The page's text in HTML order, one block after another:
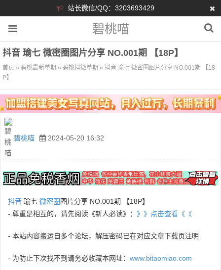
站长微信/QQ：3203693429
碧桃喵
抖音 瑜七 微密圈图片分享 NO.001期 【18P】
首页 » 碧桃最新单期 » 碧桃抖微单期 » 抖音 瑜七 微密圈图片分享 NO.001期 【18
P】
碧桃喵 2024-05-20 16:32
抖音 瑜七 微密圈 图片分享 NO.001期 【18P】
- 尊重是相互的，请先阅读《新人必读》： 》》点击查看《《
- 本站内容搬运自多个论坛，解压密码已在对应文章下载页注明
- 为防止下次找不到请务必收藏本网址： www.bitaomiao.com